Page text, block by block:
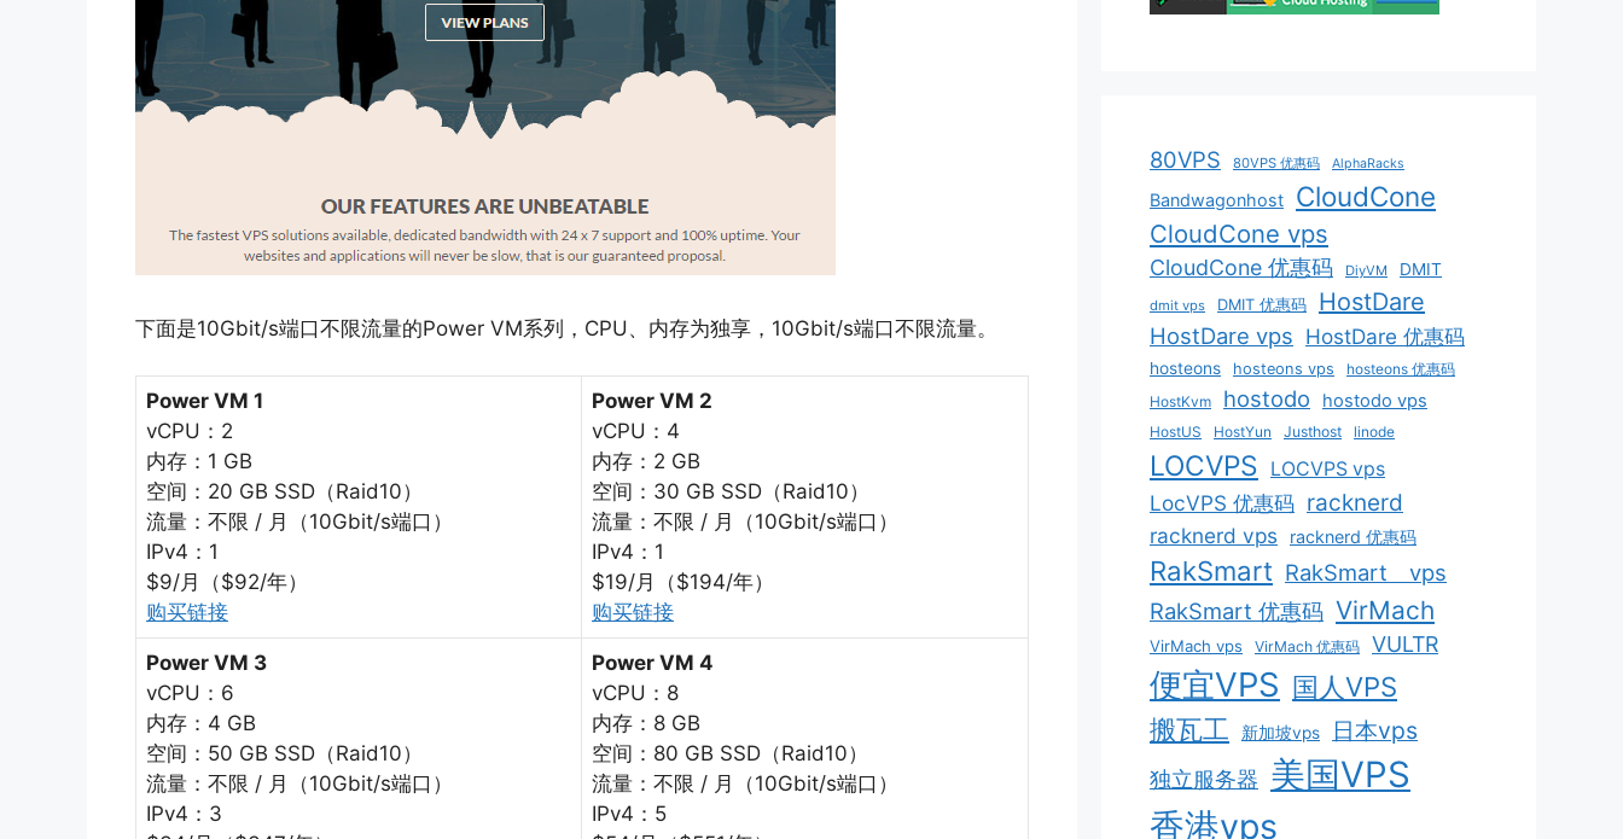
下面是10Gbit/s端口不限流量的Power VM系列，CPU、内存为独享，10Gbit/s端口不限流量。
Power VM 1
vCPU：2
内存：1 GB
空间：20 GB SSD（Raid10）
流量：不限 / 月（10Gbit/s端口）
IPv4：1
$9/月（$92/年）
购买链接
Power VM 2
vCPU：4
内存：2 GB
空间：30 GB SSD（Raid10）
流量：不限 / 月（10Gbit/s端口）
IPv4：1
$19/月（$194/年）
购买链接
Power VM 3
vCPU：6
内存：4 GB
空间：50 GB SSD（Raid10）
流量：不限 / 月（10Gbit/s端口）
IPv4：3
Power VM 4
vCPU：8
内存：8 GB
空间：80 GB SSD（Raid10）
流量：不限 / 月（10Gbit/s端口）
IPv4：5
80VPS 80VPS 优惠码 AlphaRacks
Bandwagonhost CloudCone
CloudCone vps
CloudCone 优惠码 DiyVM DMIT
dmit vps DMIT 优惠码 HostDare
HostDare vps HostDare 优惠码
hosteons hosteons vps
hosteons 优惠码
HostKvm
hostodo hostodo vps
HostUS HostYun Justhost linode
LOCVPS LOCVPS vps
LocVPS 优惠码 racknerd
racknerd vps racknerd 优惠码
RakSmart RakSmart vps
RakSmart 优惠码 VirMach
VirMach vps VirMach 优惠码 VULTR
便宜VPS 国人VPS
搬瓦工
新加坡vps 日本vps
独立服务器 美国VPS
香港vps